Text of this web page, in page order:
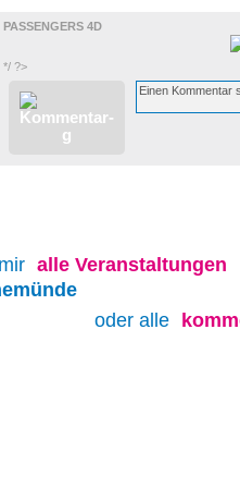
PASSENGERS 4D
*/ ?>
alle Veranstaltungen
oder alle